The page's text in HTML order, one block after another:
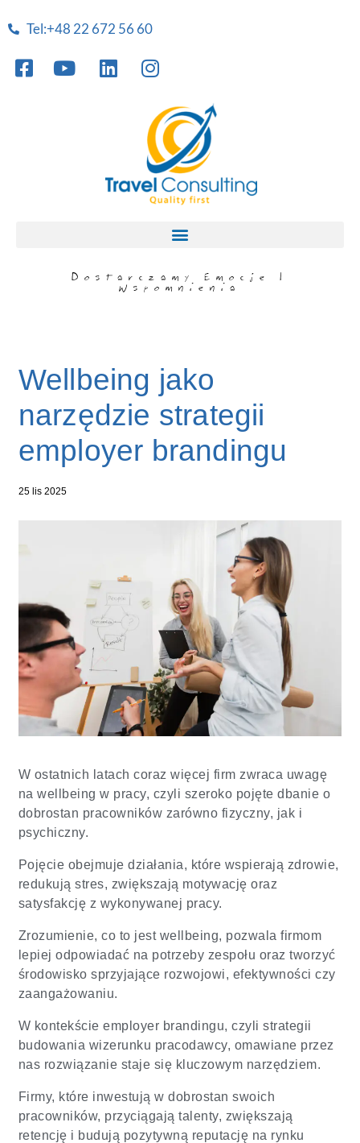
Tel:+48 22 672 56 60
Dostarczamy Emocje I
Wspomnienia
Wellbeing jako
narzędzie strategii
employer brandingu
25 lis 2025
W ostatnich latach coraz więcej firm zwraca uwagę
na wellbeing w pracy, czyli szeroko pojęte dbanie o
dobrostan pracowników zarówno fizyczny, jak i
psychiczny.
Pojęcie obejmuje działania, które wspierają zdrowie,
redukują stres, zwiększają motywację oraz
satysfakcję z wykonywanej pracy.
Zrozumienie, co to jest wellbeing, pozwala firmom
lepiej odpowiadać na potrzeby zespołu oraz tworzyć
środowisko sprzyjające rozwojowi, efektywności czy
zaangażowaniu.
W kontekście employer brandingu, czyli strategii
budowania wizerunku pracodawcy, omawiane przez
nas rozwiązanie staje się kluczowym narzędziem.
Firmy, które inwestują w dobrostan swoich
pracowników, przyciągają talenty, zwiększają
retencję i budują pozytywną reputację na rynku